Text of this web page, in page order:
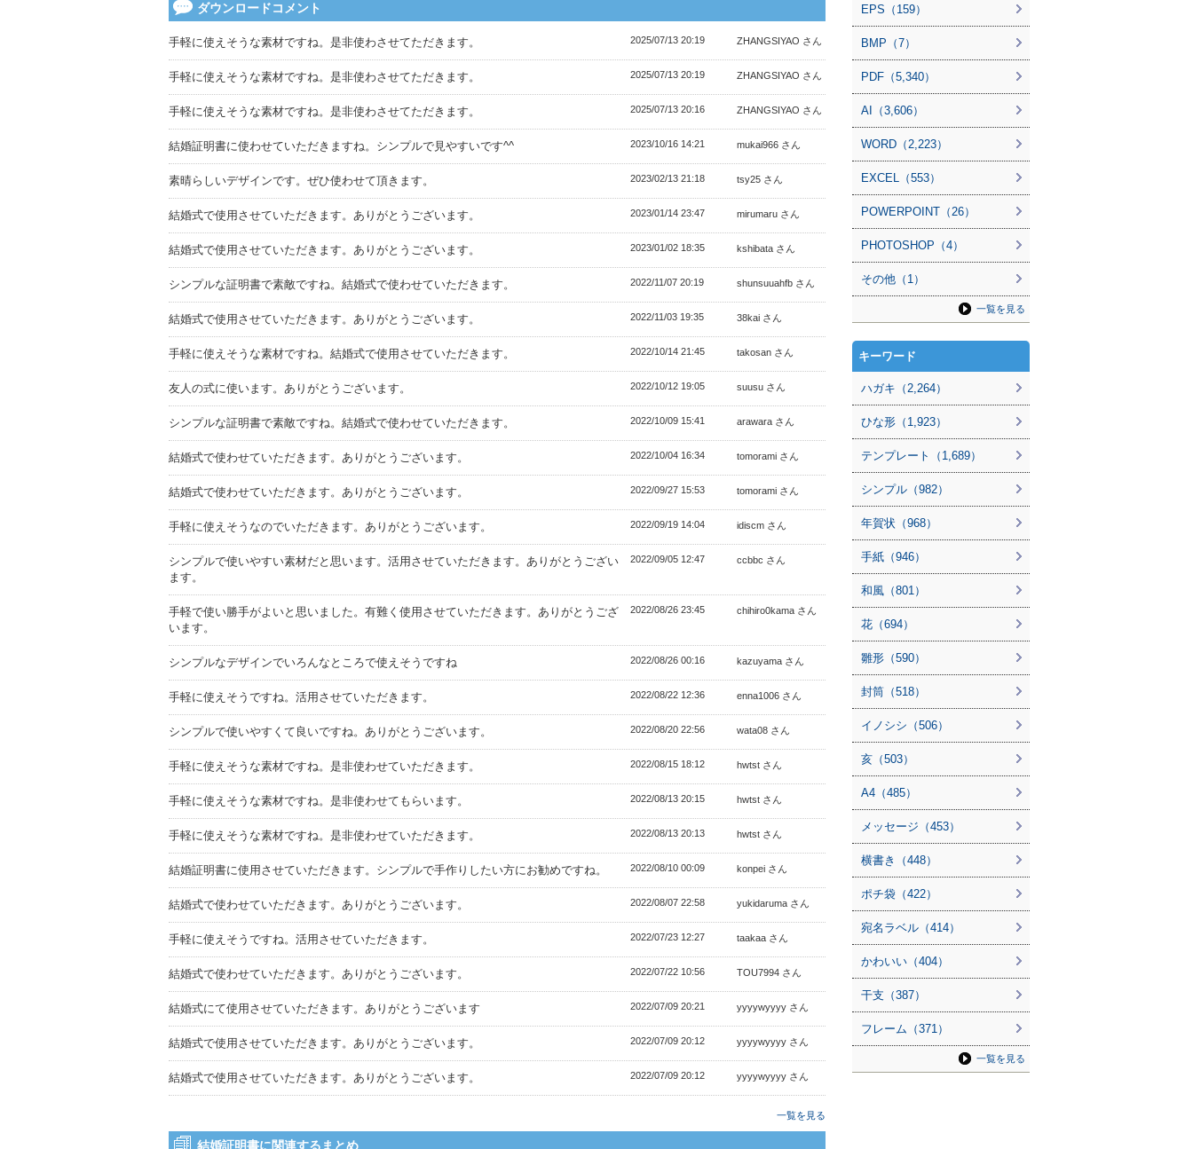
ダウンロードコメント
手軽に使えそうな素材ですね。是非使わさせてただきます。 2025/07/13 20:19 ZHANGSIYAO さん
手軽に使えそうな素材ですね。是非使わさせてただきます。 2025/07/13 20:19 ZHANGSIYAO さん
手軽に使えそうな素材ですね。是非使わさせてただきます。 2025/07/13 20:16 ZHANGSIYAO さん
結婚証明書に使わせていただきますね。シンプルで見やすいです^^ 2023/10/16 14:21 mukai966 さん
素晴らしいデザインです。ぜひ使わせて頂きます。 2023/02/13 21:18 tsy25 さん
結婚式で使用させていただきます。ありがとうございます。 2023/01/14 23:47 mirumaru さん
結婚式で使用させていただきます。ありがとうございます。 2023/01/02 18:35 kshibata さん
シンプルな証明書で素敵ですね。結婚式で使わせていただきます。 2022/11/07 20:19 shunsuuahfb さん
結婚式で使用させていただきます。ありがとうございます。 2022/11/03 19:35 38kai さん
手軽に使えそうな素材ですね。結婚式で使用させていただきます。 2022/10/14 21:45 takosan さん
友人の式に使います。ありがとうございます。 2022/10/12 19:05 suusu さん
シンプルな証明書で素敵ですね。結婚式で使わせていただきます。 2022/10/09 15:41 arawara さん
結婚式で使わせていただきます。ありがとうございます。 2022/10/04 16:34 tomorami さん
結婚式で使わせていただきます。ありがとうございます。 2022/09/27 15:53 tomorami さん
手軽に使えそうなのでいただきます。ありがとうございます。 2022/09/19 14:04 idiscm さん
シンプルで使いやすい素材だと思います。活用させていただきます。ありがとうござい
ます。
2022/09/05 12:47 ccbbc さん
手軽で使い勝手がよいと思いました。有難く使用させていただきます。ありがとうござ
います。
2022/08/26 23:45 chihiro0kama さん
シンプルなデザインでいろんなところで使えそうですね 2022/08/26 00:16 kazuyama さん
手軽に使えそうですね。活用させていただきます。 2022/08/22 12:36 enna1006 さん
シンプルで使いやすくて良いですね。ありがとうございます。 2022/08/20 22:56 wata08 さん
手軽に使えそうな素材ですね。是非使わせていただきます。 2022/08/15 18:12 hwtst さん
手軽に使えそうな素材ですね。是非使わせてもらいます。 2022/08/13 20:15 hwtst さん
手軽に使えそうな素材ですね。是非使わせていただきます。 2022/08/13 20:13 hwtst さん
結婚証明書に使用させていただきます。シンプルで手作りしたい方にお勧めですね。 2022/08/10 00:09 konpei さん
結婚式で使わせていただきます。ありがとうございます。 2022/08/07 22:58 yukidaruma さん
手軽に使えそうですね。活用させていただきます。 2022/07/23 12:27 taakaa さん
結婚式で使わせていただきます。ありがとうございます。 2022/07/22 10:56 TOU7994 さん
結婚式にて使用させていただきます。ありがとうございます 2022/07/09 20:21 yyyywyyyy さん
結婚式で使用させていただきます。ありがとうございます。 2022/07/09 20:12 yyyywyyyy さん
結婚式で使用させていただきます。ありがとうございます。 2022/07/09 20:12 yyyywyyyy さん
一覧を見る
結婚証明書に関連するまとめ
EPS（159）
BMP（7）
PDF（5,340）
AI（3,606）
WORD（2,223）
EXCEL（553）
POWERPOINT（26）
PHOTOSHOP（4）
その他（1）
一覧を見る
キーワード
ハガキ（2,264）
ひな形（1,923）
テンプレート（1,689）
シンプル（982）
年賀状（968）
手紙（946）
和風（801）
花（694）
雛形（590）
封筒（518）
イノシシ（506）
亥（503）
A4（485）
メッセージ（453）
横書き（448）
ポチ袋（422）
宛名ラベル（414）
かわいい（404）
干支（387）
フレーム（371）
一覧を見る